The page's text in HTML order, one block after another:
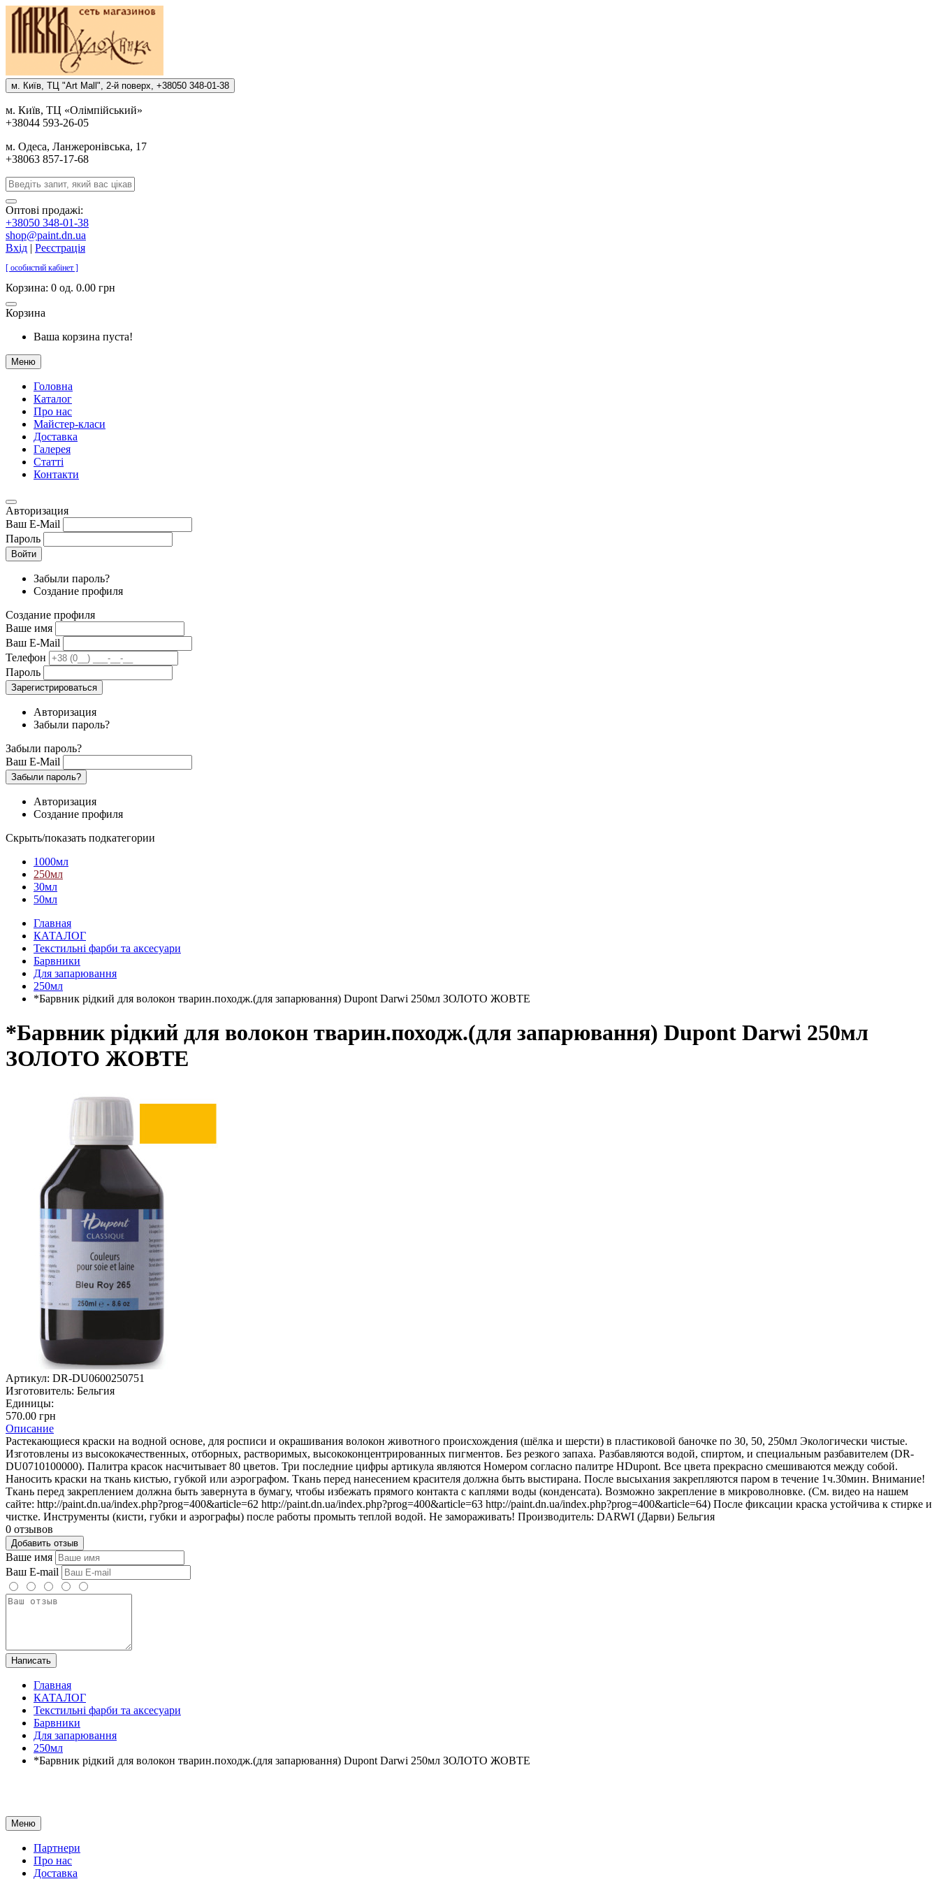
м. Киïв, ТЦ "Art Mall", 2-й поверх, +38050 348-01-38
м. Киïв, ТЦ «Олiмпiйський»
+38044 593-26-05
м. Одеса, Ланжеронiвська, 17
+38063 857-17-68
Оптові продажі:
+38050 348-01-38
shop@paint.dn.ua
Вхід | Реєстрація
[ особистий кабінет ]
Корзина: 0 од. 0.00 грн
Корзина
Ваша корзина пуста!
Меню
Головна
Каталог
Про нас
Майстер-класи
Доставка
Галерея
Статтi
Контакти
Авторизация
Ваш E-Mail
Пароль
Войти
Забыли пароль?
Создание профиля
Создание профиля
Ваше имя
Ваш E-Mail
Телефон
Пароль
Зарегистрироваться
Авторизация
Забыли пароль?
Забыли пароль?
Ваш E-Mail
Забыли пароль?
Авторизация
Создание профиля
Скрыть/показать подкатегории
1000мл
250мл
30мл
50мл
Главная
КАТАЛОГ
Текстильні фарби та аксесуари
Барвники
Для запарювання
250мл
*Барвник рідкий для волокон тварин.походж.(для запарювання) Dupont Darwi 250мл ЗОЛОТО ЖОВТЕ
*Барвник рідкий для волокон тварин.походж.(для запарювання) Dupont Darwi 250мл
ЗОЛОТО ЖОВТЕ
Артикул: DR-DU0600250751
Изготовитель: Бельгия
Единицы:
570.00 грн
Описание
Растекающиеся краски на водной основе, для росписи и окрашивания волокон животного происхождения (шёлка и шерсти) в пластиковой баночке по 30, 50, 250мл Экологически чистые.
Изготовлены из высококачественных, отборных, растворимых, высококонцентрированных пигментов. Без резкого запаха. Разбавляются водой, спиртом, и специальным разбавителем (DR-
DU0710100000). Палитра красок насчитывает 80 цветов. Три последние цифры артикула являются Номером согласно палитре HDupont. Все цвета прекрасно смешиваются между собой.
Наносить краски на ткань кистью, губкой или аэрографом. Ткань перед нанесением красителя должна быть выстирана. После высыхания закрепляются паром в течение 1ч.30мин. Внимание!
Ткань перед закреплением должна быть завернута в бумагу, чтобы избежать прямого контакта с каплями воды (конденсата). Возможно закрепление в микроволновке. (См. видео на нашем
сайте: http://paint.dn.ua/index.php?prog=400&article=62 http://paint.dn.ua/index.php?prog=400&article=63 http://paint.dn.ua/index.php?prog=400&article=64) После фиксации краска устойчива к стирке и
чистке. Инструменты (кисти, губки и аэрографы) после работы промыть теплой водой. Не замораживать! Производитель: DARWI (Дарви) Бельгия
0 отзывов
Добавить отзыв
Ваше имя
Ваш E-mail
Написать
Главная
КАТАЛОГ
Текстильні фарби та аксесуари
Барвники
Для запарювання
250мл
*Барвник рідкий для волокон тварин.походж.(для запарювання) Dupont Darwi 250мл ЗОЛОТО ЖОВТЕ
Меню
Партнери
Про нас
Доставка